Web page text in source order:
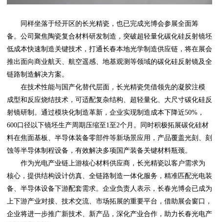
同样坐落于经开区的长光精瓷，也已完成光博会参展全面筹
备。公司聚焦陶瓷复合材料研发制造，突破超轻量化碳化硅反射镜坯
低成本快速制造关键技术，打通长春本地光学制造供应链，将在展会
推出面向商业航天、航空遥感、地基观测等领域的碳化硅反射镜及全
链路制造解决方案。
在技术性能与国产化替代层面，长光精瓷凭借领先的凝胶注模
成型和反应烧结技术，可适配复杂结构、超轻量化、大尺寸碳化硅反
射镜研制。通过模块化制造革新，企业实现制造成本下降近50%，
600口径以下镜坯生产周期压缩至1至2个月。同时积极拓展碳化硅材
料在焦面基板、半导体装备零部件等新场景应用，产品覆盖光刻、刻
蚀等半导体制程设备，有效解决多项国产装备关键材料瓶颈。
作为光电产业链上游核心材料供应商，长光精瓷以客户需求为
核心，提供结构设计仿真、全链路制造一体化服务，精准匹配光电装
备、半导体设备下游配套需求。企业负责人表示，长春光博会已成为
上下游产业对接、技术交流、市场拓展的重要平台，借助展会窗口，
企业将进一步推广新技术、新产品，深化产业合作，助力长春光电产